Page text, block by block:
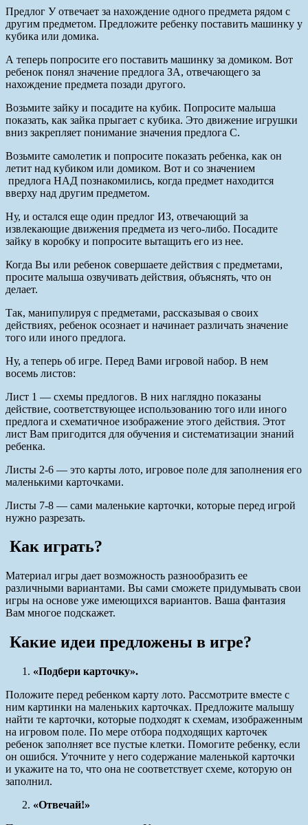
Предлог У отвечает за нахождение одного предмета рядом с
другим предметом. Предложите ребенку поставить машинку у
кубика или домика.
А теперь попросите его поставить машинку за домиком. Вот
ребенок понял значение предлога ЗА, отвечающего за
нахождение предмета позади другого.
Возьмите зайку и посадите на кубик. Попросите малыша
показать, как зайка прыгает с кубика. Это движение игрушки
вниз закрепляет понимание значения предлога С.
Возьмите самолетик и попросите показать ребенка, как он
летит над кубиком или домиком. Вот и со значением
предлога НАД познакомились, когда предмет находится
вверху над другим предметом.
Ну, и остался еще один предлог ИЗ, отвечающий за
извлекающие движения предмета из чего-либо. Посадите
зайку в коробку и попросите вытащить его из нее.
Когда Вы или ребенок совершаете действия с предметами,
просите малыша озвучивать действия, объяснять, что он
делает.
Так, манипулируя с предметами, рассказывая о своих
действиях, ребенок осознает и начинает различать значение
того или иного предлога.
Ну, а теперь об игре. Перед Вами игровой набор. В нем
восемь листов:
Лист 1 — схемы предлогов. В них наглядно показаны
действие, соответствующее использованию того или иного
предлога и схематичное изображение этого действия. Этот
лист Вам пригодится для обучения и систематизации знаний
ребенка.
Листы 2-6 — это карты лото, игровое поле для заполнения его
маленькими карточками.
Листы 7-8 — сами маленькие карточки, которые перед игрой
нужно разрезать.
Как играть?
Материал игры дает возможность разнообразить ее
различными вариантами. Вы сами сможете придумывать свои
игры на основе уже имеющихся вариантов. Ваша фантазия
Вам многое подскажет.
Какие идеи предложены в игре?
«Подбери карточку».
Положите перед ребенком карту лото. Рассмотрите вместе с
ним картинки на маленьких карточках. Предложите малышу
найти те карточки, которые подходят к схемам, изображенным
на игровом поле. По мере отбора подходящих карточек
ребенок заполняет все пустые клетки. Помогите ребенку, если
он ошибся. Уточните у него содержание маленькой карточки
и укажите на то, что она не соответствует схеме, которую он
заполнил.
«Отвечай!»